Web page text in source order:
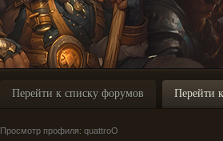
Перейти к списку форумов Перейти
Просмотр профиля: quattroO